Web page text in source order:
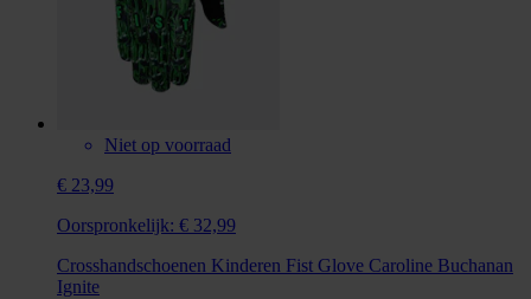
Niet op voorraad
€ 23,99
Oorspronkelijk: € 32,99
Crosshandschoenen Kinderen Fist Glove Caroline Buchanan
Ignite